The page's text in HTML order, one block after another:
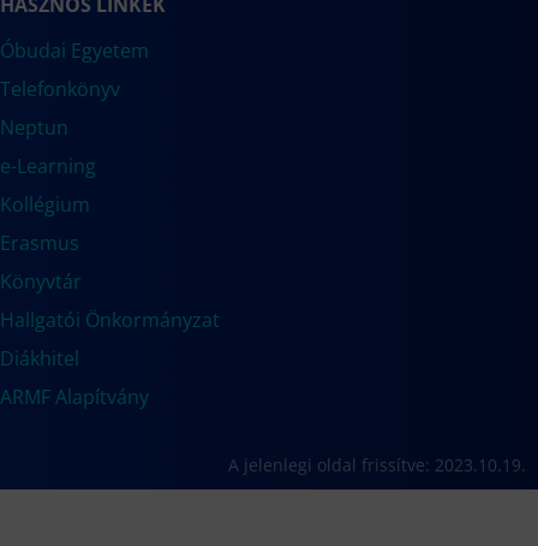
Óbudai Egyetem
Telefonkönyv
Neptun
e-Learning
Kollégium
Erasmus
Könyvtár
Hallgatói Önkormányzat
Diákhitel
ARMF Alapítvány
A jelenlegi oldal frissítve: 2023.10.19.